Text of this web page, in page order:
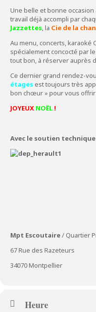
Une belle et bonne occasion
travail déjà accompli par
Jazzettes, la Cie de la
Au menu, concerts, karaoké
spécialement concocté par
tout bon, à réserver auprès
Ce dernier grand rendez-
étages est toujours très
bon chœur » pour vous offrir
JOYEUX NOËL !
Avec le soutien
Mpt Escoutaire/ Quartier
67 Rue des Razeteurs
34070 Montpellier
Heure